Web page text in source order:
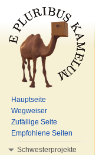
Hauptseite
Wegweiser
Zufällige Seite
Empfohlene Seiten
Schwesterprojekte